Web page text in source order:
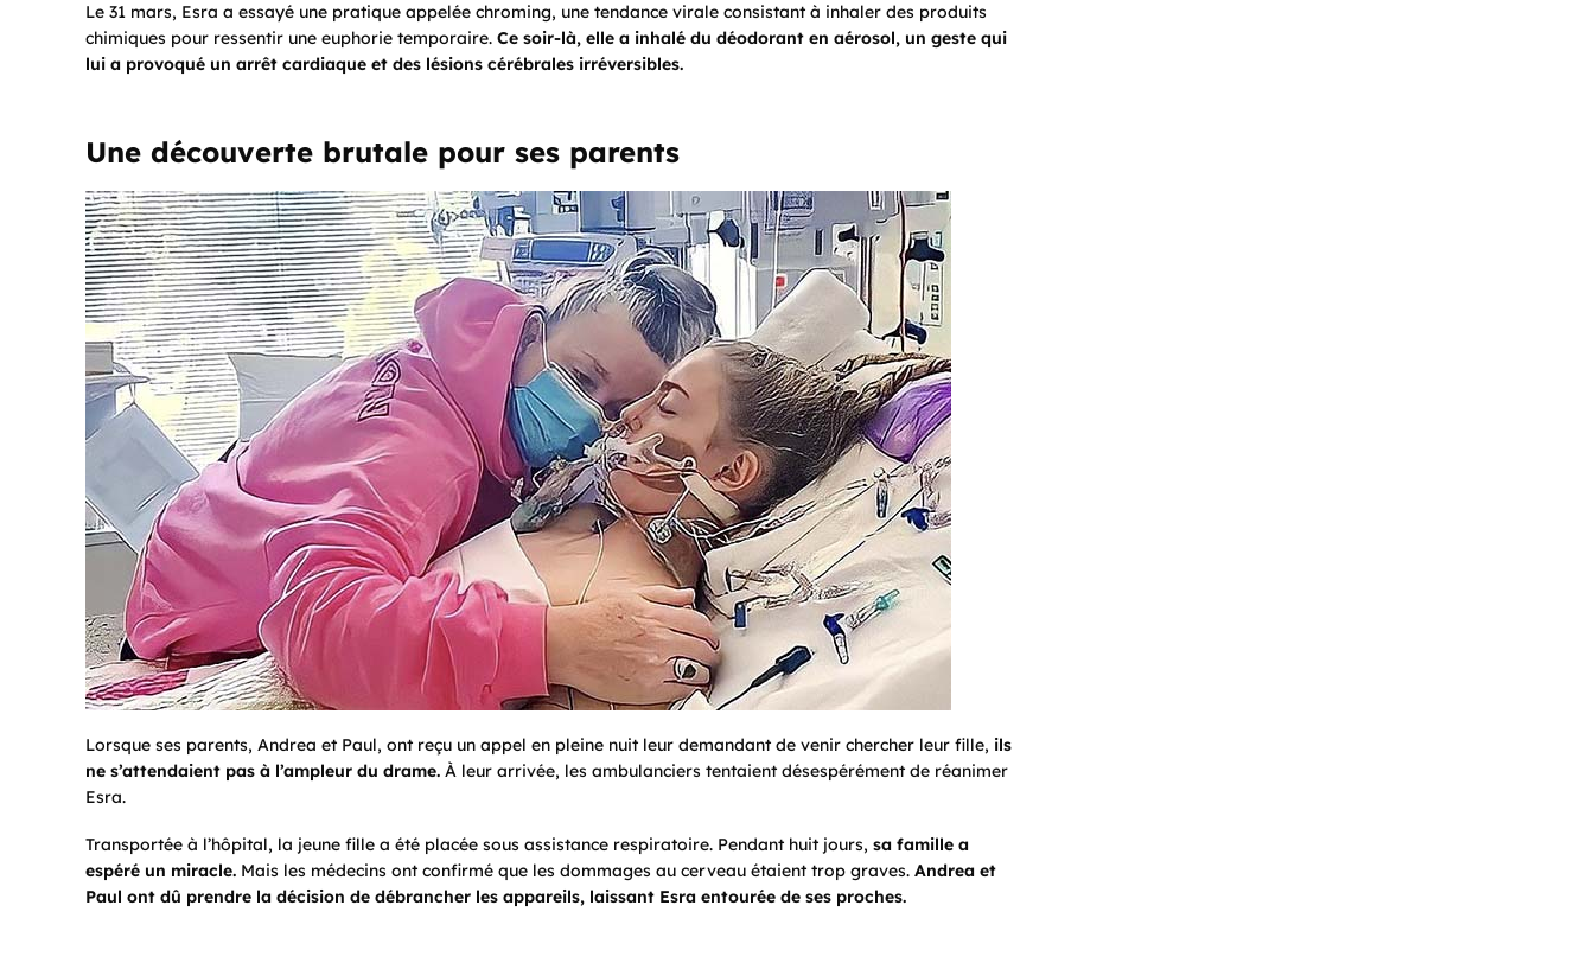
Le 31 mars, Esra a essayé une pratique appelée chroming, une tendance virale consistant à inhaler des produits
chimiques pour ressentir une euphorie temporaire. Ce soir-là, elle a inhalé du déodorant en aérosol, un geste qui
lui a provoqué un arrêt cardiaque et des lésions cérébrales irréversibles.
Une découverte brutale pour ses parents
Lorsque ses parents, Andrea et Paul, ont reçu un appel en pleine nuit leur demandant de venir chercher leur fille, ils
ne s’attendaient pas à l’ampleur du drame. À leur arrivée, les ambulanciers tentaient désespérément de réanimer
Esra.
Transportée à l’hôpital, la jeune fille a été placée sous assistance respiratoire. Pendant huit jours, sa famille a
espéré un miracle. Mais les médecins ont confirmé que les dommages au cerveau étaient trop graves. Andrea et
Paul ont dû prendre la décision de débrancher les appareils, laissant Esra entourée de ses proches.